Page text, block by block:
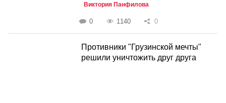
Виктория Панфилова
0 1140 0
Противники "Грузинской мечты"
решили уничтожить друг друга